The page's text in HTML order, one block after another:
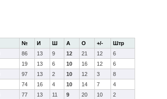
№ И Ш А О +/-
Штр
86 13 9 12 21 12
6
19 13 6 10 16 12
6
97 13 2 10 12 3
8
74 16 4 10 14 7
4
77 13 11 9 20 10
2